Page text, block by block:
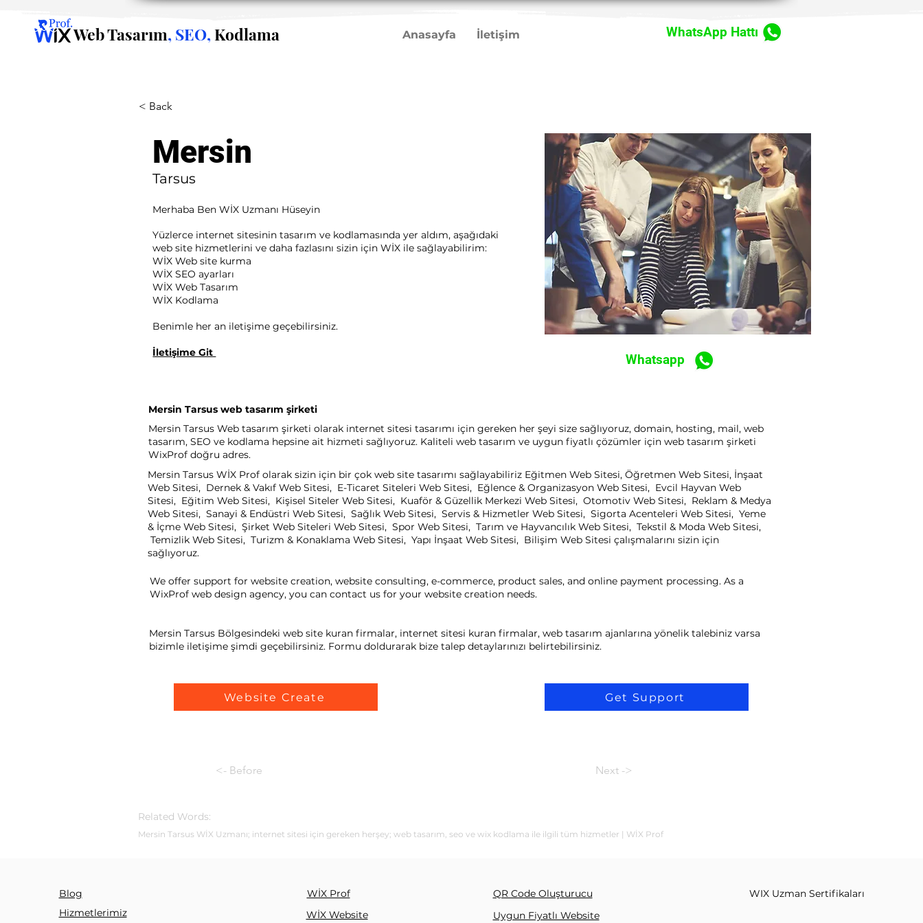
Web Tasarım, SEO,Kodlama Anasayfa İletişim WhatsApp Hattı
< Back
Mersin
Tarsus
Merhaba Ben WİX Uzmanı Hüseyin
Yüzlerce internet sitesinin tasarım ve kodlamasında yer aldım, aşağıdaki
web site hizmetlerini ve daha fazlasını sizin için WİX ile sağlayabilirim:​ ​
WİX Web site kurma
WİX SEO ayarları
WİX Web Tasarım
WİX Kodlama ​
Benimle her an iletişime geçebilirsiniz.
İletişime Git Whatsapp
Mersin Tarsus web tasarım şirketi
Mersin Tarsus Web tasarım şirketi olarak internet sitesi tasarımı için gereken her şeyi size sağlıyoruz, domain, hosting, mail, web
tasarım, SEO ve kodlama hepsine ait hizmeti sağlıyoruz. Kaliteli web tasarım ve uygun fiyatlı çözümler için web tasarım şirketi
WixProf doğru adres.
Mersin Tarsus WİX Prof olarak sizin için bir çok web site tasarımı sağlayabiliriz Eğitmen Web Sitesi, Öğretmen Web Sitesi, İnşaat
Web Sitesi, Dernek & Vakıf Web Sitesi, E-Ticaret Siteleri Web Sitesi, Eğlence & Organizasyon Web Sitesi, Evcil Hayvan Web
Sitesi, Eğitim Web Sitesi, Kişisel Siteler Web Sitesi, Kuaför & Güzellik Merkezi Web Sitesi, Otomotiv Web Sitesi, Reklam & Medya
Web Sitesi, Sanayi & Endüstri Web Sitesi, Sağlık Web Sitesi, Servis & Hizmetler Web Sitesi, Sigorta Acenteleri Web Sitesi, Yeme
& İçme Web Sitesi, Şirket Web Siteleri Web Sitesi, Spor Web Sitesi, Tarım ve Hayvancılık Web Sitesi, Tekstil & Moda Web Sitesi,
Temizlik Web Sitesi, Turizm & Konaklama Web Sitesi, Yapı İnşaat Web Sitesi, Bilişim Web Sitesi çalışmalarını sizin için
sağlıyoruz.
We offer support for website creation, website consulting, e-commerce, product sales, and online payment processing. As a
WixProf web design agency, you can contact us for your website creation needs.
Mersin Tarsus Bölgesindeki web site kuran firmalar, internet sitesi kuran firmalar, web tasarım ajanlarına yönelik talebiniz varsa
bizimle iletişime şimdi geçebilirsiniz. Formu doldurarak bize talep detaylarınızı belirtebilirsiniz.
Website Create Get Support
<- Before Next ->
Related Words:
Mersin Tarsus WİX Uzmanı; internet sitesi için gereken herşey; web tasarım, seo ve wix kodlama ile ilgili tüm hizmetler | WİX Prof
Blog
Hizmetlerimiz
WİX Prof
WİX Website
QR Code Oluşturucu
Uygun Fiyatlı Website
WIX Uzman Sertifikaları